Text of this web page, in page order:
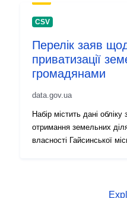
CSV
Перелік заяв
приватизації
громадянами
data.gov.ua
Набір містить дані
отримання земельних
власності Гайсинської